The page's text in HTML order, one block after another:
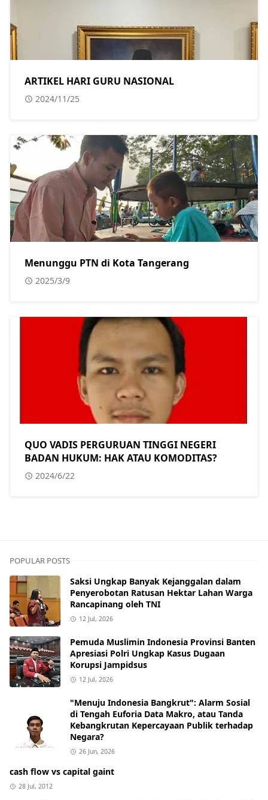
ARTIKEL HARI GURU NASIONAL
2024/11/25
Menunggu PTN di Kota Tangerang
2025/3/9
QUO VADIS PERGURUAN TINGGI NEGERI
BADAN HUKUM: HAK ATAU KOMODITAS?
2024/6/22
POPULAR POSTS
Saksi Ungkap Banyak Kejanggalan dalam
Penyerobotan Ratusan Hektar Lahan Warga
Rancapinang oleh TNI
12 Jul, 2026
Pemuda Muslimin Indonesia Provinsi Banten
Apresiasi Polri Ungkap Kasus Dugaan
Korupsi Jampidsus
12 Jul, 2026
"Menuju Indonesia Bangkrut": Alarm Sosial
di Tengah Euforia Data Makro, atau Tanda
Kebangkrutan Kepercayaan Publik terhadap
Negara?
26 Jun, 2026
cash flow vs capital gaint
28 Jul, 2012